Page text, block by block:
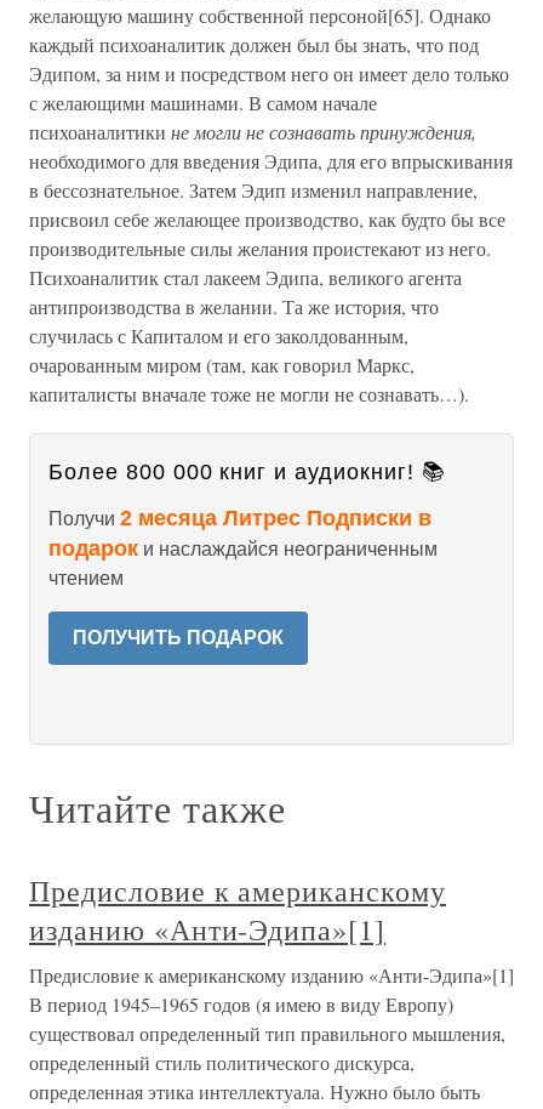
желающую машину собственной персоной[65]. Однако
каждый психоаналитик должен был бы знать, что под
Эдипом, за ним и посредством него он имеет дело только
с желающими машинами. В самом начале
психоаналитики не могли не сознавать принуждения,
необходимого для введения Эдипа, для его впрыскивания
в бессознательное. Затем Эдип изменил направление,
присвоил себе желающее производство, как будто бы все
производительные силы желания проистекают из него.
Психоаналитик стал лакеем Эдипа, великого агента
антипроизводства в желании. Та же история, что
случилась с Капиталом и его заколдованным,
очарованным миром (там, как говорил Маркс,
капиталисты вначале тоже не могли не сознавать…).
Более 800 000 книг и аудиокниг! 📚
Получи 2 месяца Литрес Подписки в
подарок и наслаждайся неограниченным
чтением
ПОЛУЧИТЬ ПОДАРОК
Читайте также
Предисловие к американскому
изданию «Анти-Эдипа»[1]
Предисловие к американскому изданию «Анти-Эдипа»[1]
В период 1945–1965 годов (я имею в виду Европу)
существовал определенный тип правильного мышления,
определенный стиль политического дискурса,
определенная этика интеллектуала. Нужно было быть